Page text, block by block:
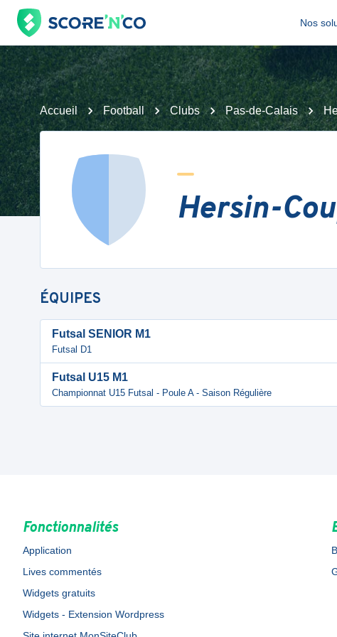
Nos
Accueil Football Clubs Pas-de-Calais
Hersin-
ÉQUIPES
Futsal SENIOR M1
Futsal D1
Futsal U15 M1
Championnat U15 Futsal - Poule A - Saison Régulière
Fonctionnalités
Application
Lives commentés
Widgets gratuits
Widgets - Extension Wordpress